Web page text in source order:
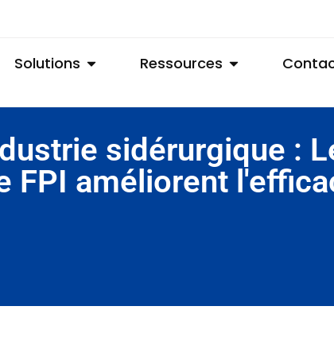
Solutions Ressources
sidérurgique :
FPI améliorent